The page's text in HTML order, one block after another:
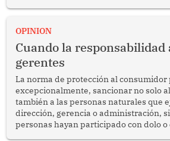
enfrenta desafíos en materia de
OPINION
Cuando la responsabilidad
gerentes
La norma de protección al consumidor
excepcionalmente, sancionar no solo
también a las personas naturales que
dirección, gerencia o administración,
personas hayan participado con dolo